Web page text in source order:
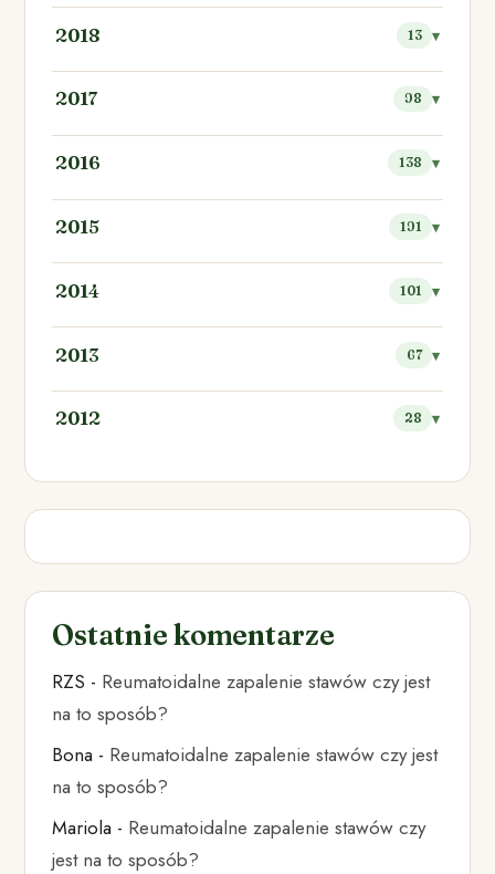
2018 13
2017 98
2016 138
2015 191
2014 101
2013 67
2012 28
Ostatnie komentarze
RZS - Reumatoidalne zapalenie stawów czy jest
na to sposób?
Bona - Reumatoidalne zapalenie stawów czy jest
na to sposób?
Mariola - Reumatoidalne zapalenie stawów czy
jest na to sposób?